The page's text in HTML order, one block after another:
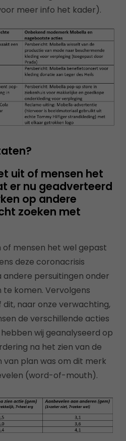
meer info het kader).
uit of mensen het
er nu geadverteerd
op andere
zoeken met
of mensen het wel gepast
deze coronacrisis
persuitingen onder
komen. Vervolgens
naar onze verwachting,
de verschillende acties
wij geanalyseerd op
na het zien van de
plan was om dit merk
(word-of-mouth).